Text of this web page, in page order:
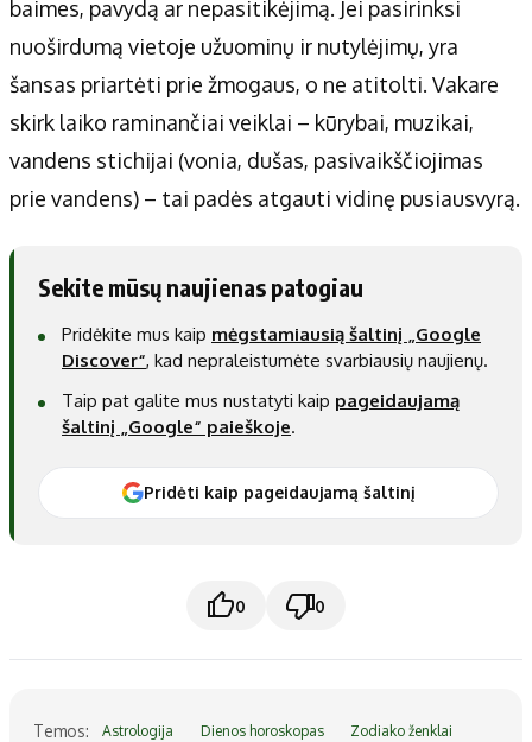
baimes, pavydą ar nepasitikėjimą. Jei pasirinksi
nuoširdumą vietoje užuominų ir nutylėjimų, yra
šansas priartėti prie žmogaus, o ne atitolti. Vakare
skirk laiko raminančiai veiklai – kūrybai, muzikai,
vandens stichijai (vonia, dušas, pasivaikščiojimas
prie vandens) – tai padės atgauti vidinę pusiausvyrą.
Sekite mūsų naujienas patogiau
Pridėkite mus kaip mėgstamiausią šaltinį „Google
Discover“, kad nepraleistumėte svarbiausių naujienų.
Taip pat galite mus nustatyti kaip pageidaujamą
šaltinį „Google“ paieškoje.
Pridėti kaip pageidaujamą šaltinį
0 0
Temos: Astrologija Dienos horoskopas Zodiako ženklai